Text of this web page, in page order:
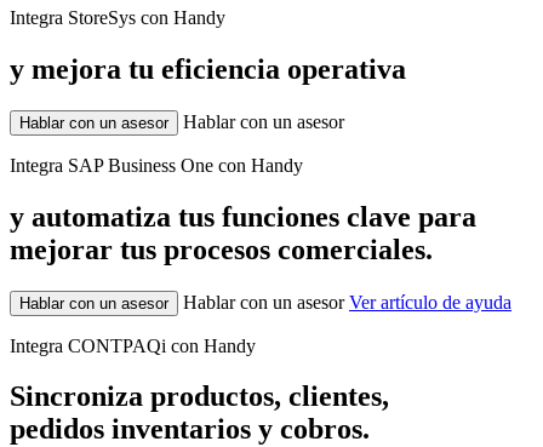
Integra StoreSys con Handy
y mejora tu eficiencia operativa
Hablar con un asesor Hablar con un asesor
Integra SAP Business One con Handy
y automatiza tus funciones clave para
mejorar tus procesos comerciales.
Hablar con un asesor Hablar con un asesorVer artículo de ayuda
Integra CONTPAQi con Handy
Sincroniza productos, clientes,
pedidos inventarios y cobros.